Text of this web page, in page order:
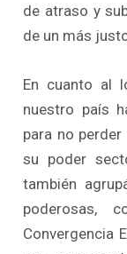
de atraso y
de un más
En cuanto al
nuestro país
para no
su poder
también
poderosas,
Convergencia